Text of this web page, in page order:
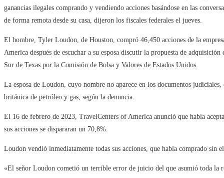
ganancias ilegales comprando y vendiendo acciones basándose en las
de forma remota desde su casa, dijeron los fiscales federales el jueves.
El hombre, Tyler Loudon, de Houston, compró 46,450 acciones de la
America después de escuchar a su esposa discutir la propuesta de
Sur de Texas por la Comisión de Bolsa y Valores de Estados Unidos.
La esposa de Loudon, cuyo nombre no aparece en los documentos
británica de petróleo y gas, según la denuncia.
El 16 de febrero de 2023, TravelCenters of America anunció que había
sus acciones se dispararan un 70,8%.
Loudon vendió inmediatamente todas sus acciones, que había comprado sin
«El señor Loudon cometió un terrible error de juicio del que asumió toda la